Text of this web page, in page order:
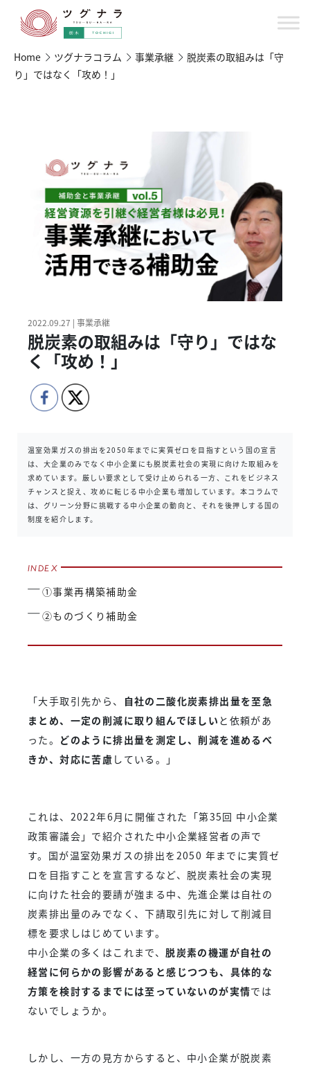
Home ツグナラコラム 事業承継
脱炭素の取組みは「守
り」ではなく「攻め！」
2022.09.27 | 事業承継
脱炭素の取組みは「守り」ではな
く「攻め！」
温室効果ガスの排出を2050年までに実質ゼロを目指すという国の宣言
は、大企業のみでなく中小企業にも脱炭素社会の実現に向けた取組みを
求めています。厳しい要求として受け止められる一方、これをビジネス
チャンスと捉え、攻めに転じる中小企業も増加しています。本コラムで
は、グリーン分野に挑戦する中小企業の動向と、それを後押しする国の
制度を紹介します。
①事業再構築補助金
②ものづくり補助金
「大手取引先から、
自社の二酸化炭素排出量を至急
まとめ、一定の削減に取り組んでほしい と依頼があ
った。 どのように排出量を測定し、削減を進めるべ
きか、対応に苦慮 している。」
これは、2022年6月に開催された「第35回 中小企業
政策審議会」で紹介された中小企業経営者の声で
す。国が温室効果ガスの排出を2050 年までに実質ゼ
ロを目指すことを宣言するなど、脱炭素社会の実現
に向けた社会的要請が強まる中、先進企業は自社の
炭素排出量のみでなく、下請取引先に対して削減⽬
標を要求しはじめています。
中小企業の多くはこれまで、脱炭素の機運が自社の
経営に何らかの影響があると感じつつも、具体的な
方策を検討するまでには至っていないのが実情では
ないでしょうか。
しかし、一方の見方からすると、中小企業が脱炭素